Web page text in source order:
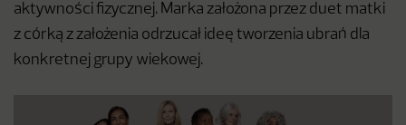
aktywności fizycznej. Marka założona przez duet matki
z córką z założenia odrzucał ideę tworzenia ubrań dla
konkretnej grupy wiekowej.